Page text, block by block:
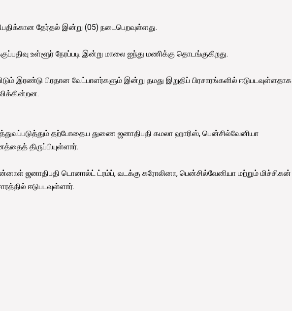
தேர்தல் இன்று (05) நடைபெறவுள்ளது.
உள்ளூர் நேரப்படி இன்று மாலை ஐந்து மணிக்கு தொடங்குகிறது.
இரண்டு பிரதான வேட்பாளர்களும் இன்று தமது இறுதிப் பிரசாரங்களில் ஈடுபடவுள்ளதாக
தற்போதைய துணை ஜனாதிபதி கமலா ஹாரிஸ், பென்சில்வேனியா
திருப்பியுள்ளார்.
முன்னாள் ஜனாதிபதி டொனால்ட் ட்ரம்ப், வடக்கு கரோலினா, பென்சில்வேனியா மற்றும் மிச்சிகன்
ஈடுபடவுள்ளார்.